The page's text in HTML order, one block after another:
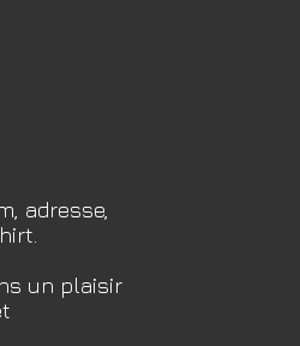
adresse,
un plaisir